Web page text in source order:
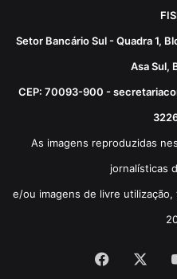
Setor Bancário Sul - Quadra 1,
Asa Sul,
CEP: 70093-900 -
As imagens reproduzidas
jornalísticas
e/ou imagens de livre
Facebook